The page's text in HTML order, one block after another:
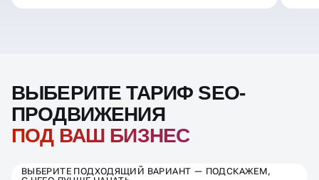
ВЫБЕРИТЕ ТАРИФ SEO-
ПРОДВИЖЕНИЯ